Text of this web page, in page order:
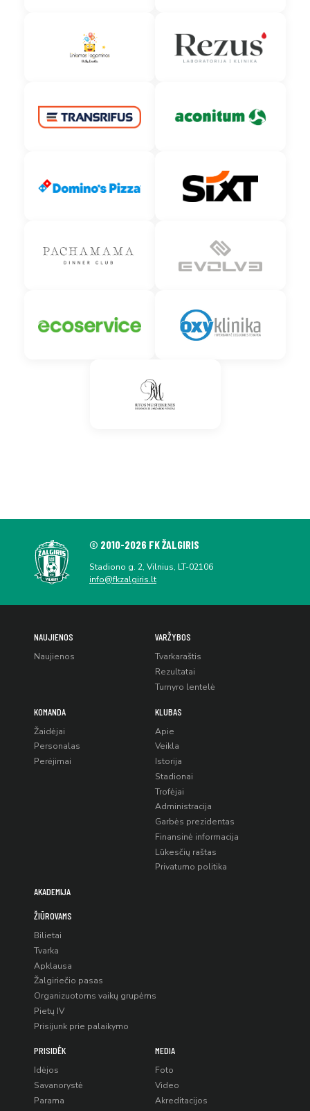
© 2010-2026 FK ŽALGIRIS
Stadiono g. 2, Vilnius, LT-02106
info@fkzalgiris.lt
NAUJIENOS
Naujienos
VARŽYBOS
Tvarkaraštis
Rezultatai
Turnyro lentelė
KOMANDA
Žaidėjai
Personalas
Perėjimai
KLUBAS
Apie
Veikla
Istorija
Stadionai
Trofėjai
Administracija
Garbės prezidentas
Finansinė informacija
Lūkesčių raštas
Privatumo politika
AKADEMIJA
ŽIŪROVAMS
Bilietai
Tvarka
Apklausa
Žalgiriečio pasas
Organizuotoms vaikų grupėms
Pietų IV
Prisijunk prie palaikymo
PRISIDĖK
Idėjos
Savanorystė
Parama
MEDIA
Foto
Video
Akreditacijos